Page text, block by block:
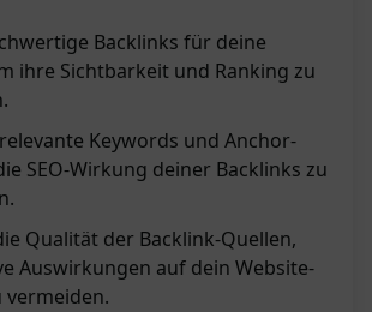
Backlinks für deine
ihre Sichtbarkeit und Ranking zu
Keywords und Anchor-
SEO-Wirkung deiner Backlinks zu
Qualität der Backlink-Quellen,
Auswirkungen auf dein Website-
vermeiden.